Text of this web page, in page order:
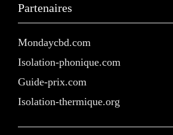
Partenaires
Mondaycbd.com
Isolation-phonique.com
Guide-prix.com
Isolation-thermique.org